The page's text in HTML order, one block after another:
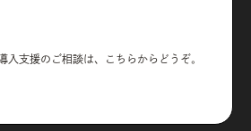
入支援のご相談は、こちらからどうぞ。